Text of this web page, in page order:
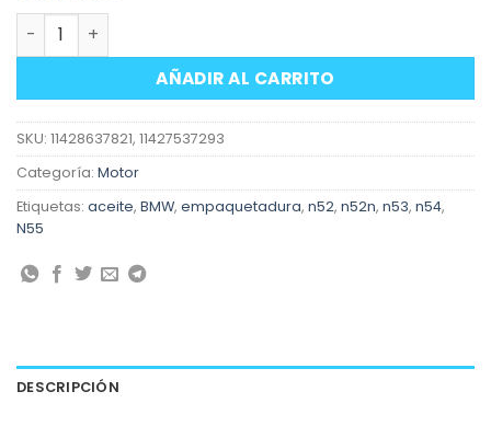
Empaquetadura cuerpo filtro aceite motores BMW 6L
AÑADIR AL CARRITO
SKU: 11428637821, 11427537293
Categoría: Motor
Etiquetas: aceite, BMW, empaquetadura, n52, n52n, n53, n54,
N55
DESCRIPCIÓN